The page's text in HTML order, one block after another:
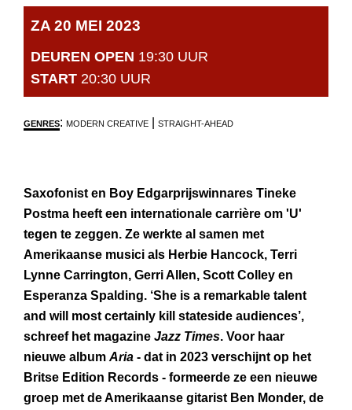
ZA 20 MEI 2023
DEUREN OPEN 19:30 UUR
START 20:30 UUR
GENRES: MODERN CREATIVE STRAIGHT-AHEAD
Saxofonist en Boy Edgarprijswinnares Tineke
Postma heeft een internationale carrière om 'U'
tegen te zeggen. Ze werkte al samen met
Amerikaanse musici als Herbie Hancock, Terri
Lynne Carrington, Gerri Allen, Scott Colley en
Esperanza Spalding. ‘She is a remarkable talent
and will most certainly kill stateside audiences’,
schreef het magazine Jazz Times. Voor haar
nieuwe album Aria - dat in 2023 verschijnt op het
Britse Edition Records - formeerde ze een nieuwe
groep met de Amerikaanse gitarist Ben Monder, de